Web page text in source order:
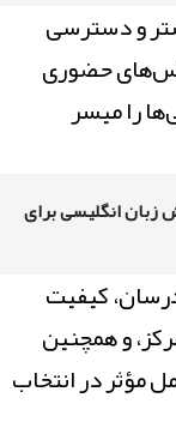
و دسترسی
حضوری
را میسر
زبان انگلیسی برای
کیفیت
و همچنین
مؤثر در انتخاب